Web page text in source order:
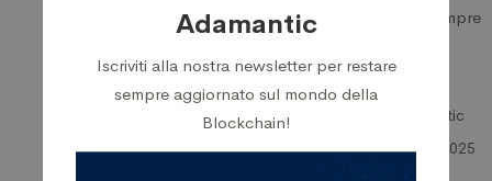
garanzia è sempre
Adamantic
21 Marzo 2025
Adamantic
Iscriviti alla nostra newsletter per restare
sempre aggiornato sul mondo della
Blockchain!